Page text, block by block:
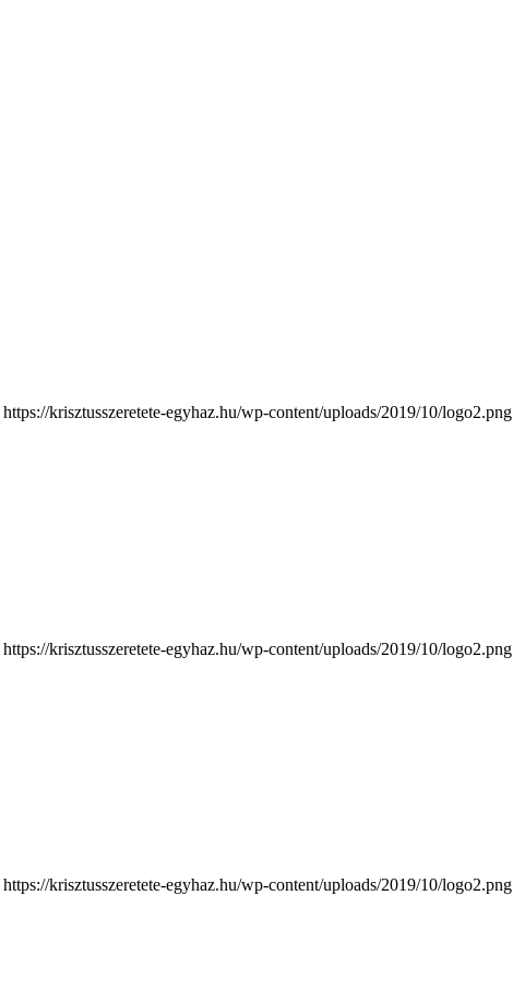
https://krisztusszeretete-egyhaz.hu/wp-content/uploads/2019/10/logo2.png
https://krisztusszeretete-egyhaz.hu/wp-content/uploads/2019/10/logo2.png
https://krisztusszeretete-egyhaz.hu/wp-content/uploads/2019/10/logo2.png